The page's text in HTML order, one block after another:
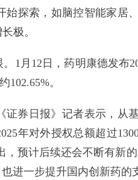
探索，如脑控智能家居
极。
月12日，药明康德发布
。
券日报》记者表示，从
年对外授权总额超过
预计后续还会不断有新
进一步提升国内创新药的